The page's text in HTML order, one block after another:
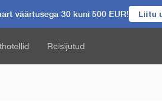
väärtusega 30 kuni 500 EUR! Liitu
Reisijutud